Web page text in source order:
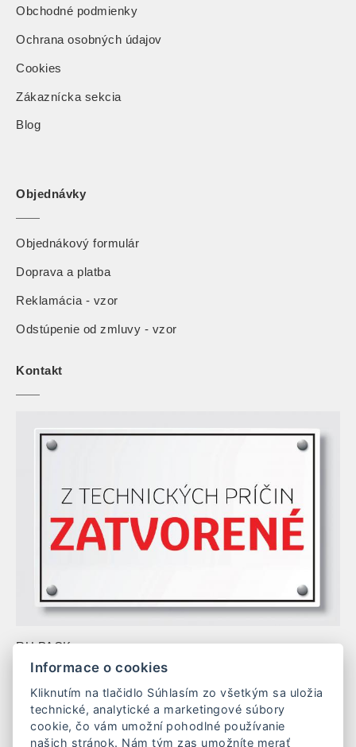
Obchodné podmienky
Ochrana osobných údajov
Cookies
Zákaznícka sekcia
Blog
Objednávky
Objednákový formulár
Doprava a platba
Reklamácia - vzor
Odstúpenie od zmluvy - vzor
Kontakt
RH PACK s.r.o.
Mierová 163/48
Slovenská republika
IČO: 54 852 676
DIČ: 2121801605
Informace o cookies
Kliknutím na tlačidlo Súhlasím zo všetkým sa uložia
technické, analytické a marketingové súbory
cookie, čo vám umožní pohodlné používanie
našich stránok. Nám tým zas umožníte merať